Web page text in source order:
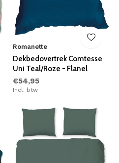
Romanette
Dekbedovertrek Comtesse
Uni Teal/Roze - Flanel
€54,95
Incl. btw